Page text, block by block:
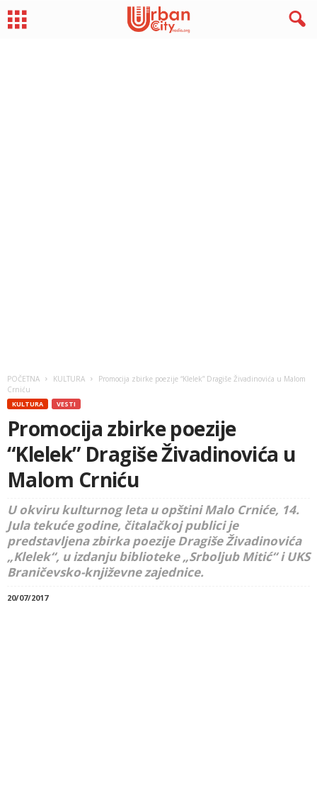
POČETNA KULTURA
Promocija zbirke poezije “Klelek” Dragiše Živadinovića u Malom
Crniću
KULTURA VESTI
Promocija zbirke poezije
“Klelek” Dragiše Živadinovića u
Malom Crniću
U okviru kulturnog leta u opštini Malo Crniće, 14.
Jula tekuće godine, čitalačkoj publici je
predstavljena zbirka poezije Dragiše Živadinovića
„Klelek“, u izdanju biblioteke „Srboljub Mitić“ i UKS
Braničevsko-književne zajednice.
20/07/2017